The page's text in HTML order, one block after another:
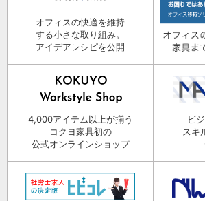
オフィスの快適を維持
する小さな取り組み。
アイデアレシピを公開
4,000アイテム以上が揃う
コクヨ家具初の
公式オンラインショップ
ビ
スキ